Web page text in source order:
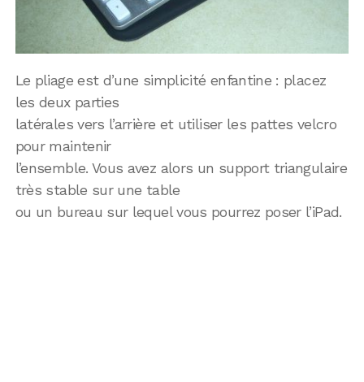
Le pliage est d’une simplicité enfantine : placez
les deux parties
latérales vers l’arrière et utiliser les pattes velcro
pour maintenir
l’ensemble. Vous avez alors un support triangulaire
très stable sur une table
ou un bureau sur lequel vous pourrez poser l’iPad.